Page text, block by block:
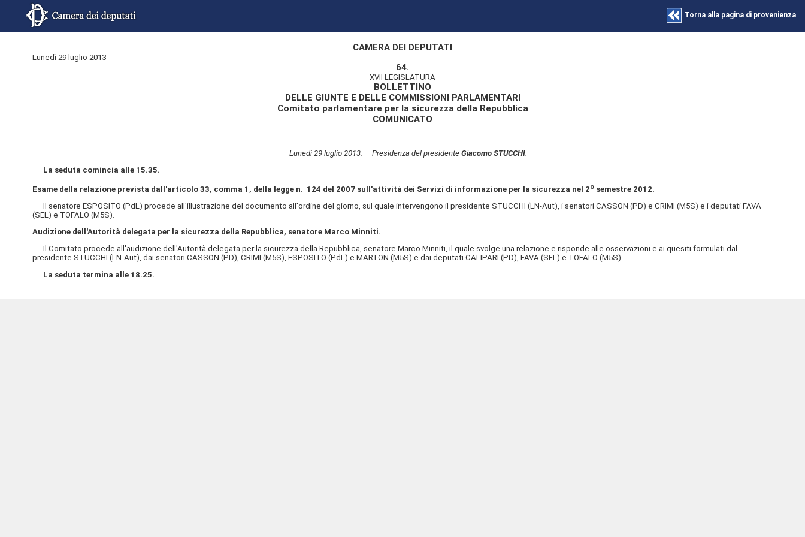
CAMERA DEI DEPUTATI
Lunedì 29 luglio 2013
64.
XVII LEGISLATURA
BOLLETTINO
DELLE GIUNTE E DELLE COMMISSIONI PARLAMENTARI
Comitato parlamentare per la sicurezza della Repubblica
COMUNICATO
Lunedì 29 luglio 2013. — Presidenza del presidente Giacomo STUCCHI.
La seduta comincia alle 15.35.
Esame della relazione prevista dall'articolo 33, comma 1, della legge n. 124 del 2007 sull'attività dei Servizi di informazione per la sicurezza nel 2osemestre 2012.
Il senatore ESPOSITO (PdL) procede all'illustrazione del documento all'ordine del giorno, sul quale intervengono il presidente STUCCHI (LN-Aut), i senatori CASSON (PD) e CRIMI (M5S) e i deputati FAVA
(SEL) e TOFALO (M5S).
Audizione dell'Autorità delegata per la sicurezza della Repubblica, senatore Marco Minniti.
Il Comitato procede all'audizione dell'Autorità delegata per la sicurezza della Repubblica, senatore Marco Minniti, il quale svolge una relazione e risponde alle osservazioni e ai quesiti formulati dal
presidente STUCCHI (LN-Aut), dai senatori CASSON (PD), CRIMI (M5S), ESPOSITO (PdL) e MARTON (M5S) e dai deputati CALIPARI (PD), FAVA (SEL) e TOFALO (M5S).
La seduta termina alle 18.25.
Torna alla pagina di provenienza